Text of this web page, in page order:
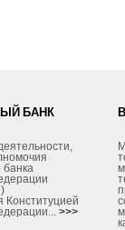
БАНК
банка
Конституцией
>>>